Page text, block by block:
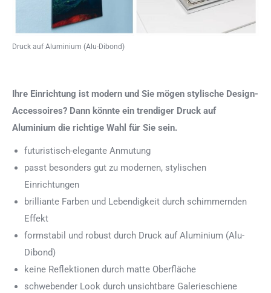
Druck auf Aluminium (Alu-Dibond)
Ihre Einrichtung ist modern und Sie mögen stylische Design-
Accessoires? Dann könnte ein trendiger Druck auf
Aluminium die richtige Wahl für Sie sein.
futuristisch-elegante Anmutung
passt besonders gut zu modernen, stylischen
Einrichtungen
brilliante Farben und Lebendigkeit durch schimmernden
Effekt
formstabil und robust durch Druck auf Aluminium (Alu-
Dibond)
keine Reflektionen durch matte Oberfläche
schwebender Look durch unsichtbare Galerieschiene